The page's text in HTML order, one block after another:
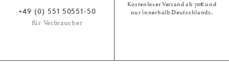
+49 (0) 551 50551-50
für Verbraucher
Kostenloser Versand ab 70€ und
nur innerhalb Deutschlands.